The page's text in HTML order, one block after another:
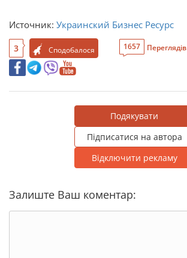
Источник: Украинский Бизнес Ресурс
3 Сподобалося 1657 Переглядів
Подякувати
Підписатися на автора
Відключити рекламу
Залиште Ваш коментар: